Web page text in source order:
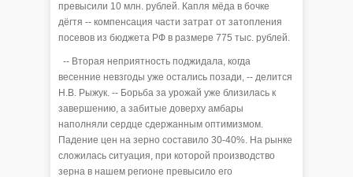
превысили 10 млн. рублей. Капля мёда в бочке
дёгтя -- компенсация части затрат от затопления
посевов из бюджета РФ в размере 775 тыс. рублей.
-- Вторая неприятность поджидала, когда
весенние невзгоды уже остались позади, -- делится
Н.В. Рыжук. -- Борьба за урожай уже близилась к
завершению, а забитые доверху амбары
наполняли сердце сдержанным оптимизмом.
Падение цен на зерно составило 30-40%. На рынке
сложилась ситуация, при которой производство
зерна в нашем регионе превысило его